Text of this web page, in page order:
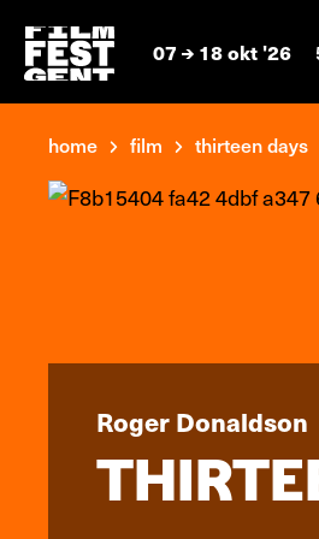
07 18 okt '26
home film thirteen days
Roger Donaldson